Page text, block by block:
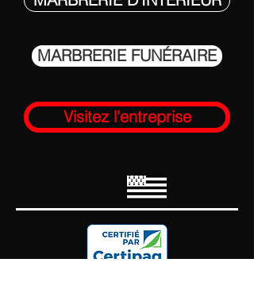
MARBRERIE FUNÉRAIRE
Visitez l'entreprise